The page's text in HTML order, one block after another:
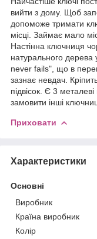
вийти з дому. Щоб
допоможе тримати
місці. Займає мало
Настінна ключниця
натурального дерева
never fails", що в
зазнає невдач.
підвісок. Є 3
замовити інші
Приховати
Характеристики
Основні
Виробник
Країна виробник
Колір